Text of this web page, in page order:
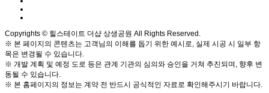
Copyrights © 힐스테이트 더샵 상생공원 All Rights Reserved.
※ 본 페이지의 콘텐츠는 고객님의 이해를 돕기 위한 예시로, 실제 시공 시 일부 항
목은 변경될 수 있습니다.
※ 개발 계획 및 예정 도로 등은 관계 기관의 심의와 승인을 거쳐 추진되며, 향후 변
동될 수 있습니다.
※ 본 홈페이지의 정보는 계약 전 반드시 공식적인 자료로 확인해주시기 바랍니다.